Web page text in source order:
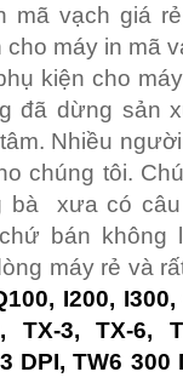
mã vạch giá
máy in mã
kiện cho
đã dừng sản
Nhiều
chúng tôi.
bà xưa có
bán không
máy rẻ và
I200, I300,
TX-3, TX-6,
DPI, TW6 300